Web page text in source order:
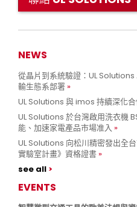
NEWS
從晶片到系統驗證：UL
輸生態系部署
UL Solutions 與 imos 持續深化
UL Solutions 於台灣啟用洗衣機
能、加速家電產品市場准入
UL Solutions 向松川精密發出全
實驗室計畫》資格證書
see all
EVENTS